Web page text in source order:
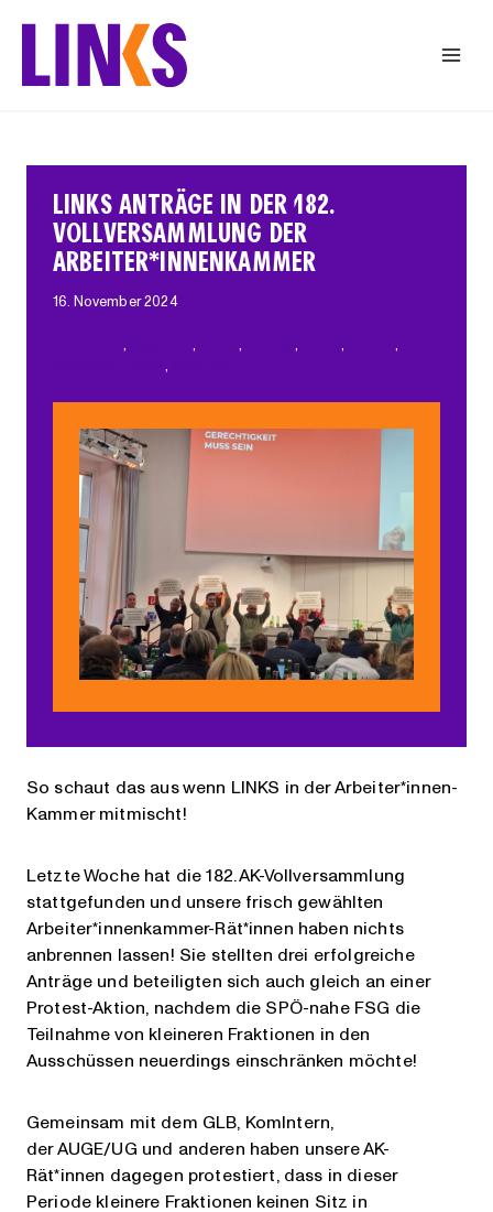
LINKS ANTRÄGE IN DER 182.
VOLLVERSAMMLUNG DER
ARBEITER*INNENKAMMER
16. November 2024
AK-Wahl24, Allgemein, , , Erfolg,
,
Neues von LINKS,
So schaut das aus wenn LINKS in der Arbeiter*innen-
Kammer mitmischt!
Letzte Woche hat die 182. AK-Vollversammlung
stattgefunden und unsere frisch gewählten
Arbeiter*innenkammer-Rät*innen haben nichts
anbrennen lassen! Sie stellten drei erfolgreiche
Anträge und beteiligten sich auch gleich an einer
Protest-Aktion, nachdem die SPÖ-nahe FSG die
Teilnahme von kleineren Fraktionen in den
Ausschüssen neuerdings einschränken möchte!
Gemeinsam mit dem GLB, KomIntern,
der AUGE/UG und anderen haben unsere AK-
Rät*innen dagegen protestiert, dass in dieser
Periode kleinere Fraktionen keinen Sitz in